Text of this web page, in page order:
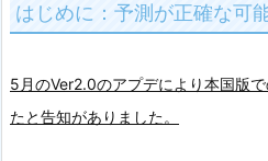
はじめに：予測が正確な可
5月のVer2.0のアプデにより本国版
たと告知がありました。